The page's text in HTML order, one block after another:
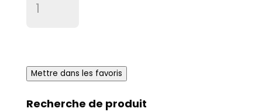
de
55-
Mettre dans les favoris
Recherche de produit